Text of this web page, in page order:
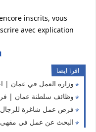
inscrits, vous
avec explication
اقرا ايضا
وزارة العمل في عمان | اعلان
وظائف سلطنة عمان | فرص عمل
فرص عمل شاغرة للرجال
البحث عن عمل في مقهى